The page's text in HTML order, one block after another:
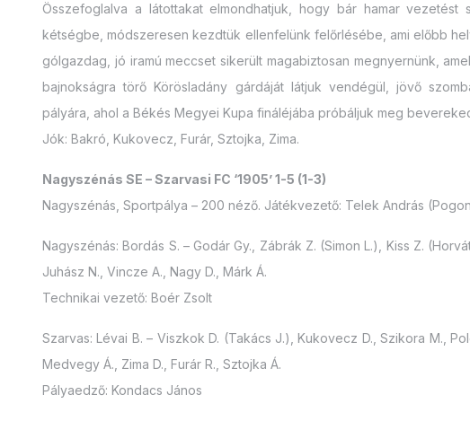
Összefoglalva a látottakat elmondhatjuk, hogy bár hamar
kétségbe, módszeresen kezdtük ellenfelünk felőrlésébe, ami előbb
gólgazdag, jó iramú meccset sikerült magabiztosan megnyernünk,
bajnokságra törő Körösladány gárdáját látjuk vendégül, jövő
pályára, ahol a Békés Megyei Kupa fináléjába próbáljuk meg
Jók: Bakró, Kukovecz, Furár, Sztojka, Zima.
Nagyszénás SE – Szarvasi FC ‘1905’ 1-5 (1-3)
Nagyszénás, Sportpálya – 200 néző. Játékvezető: Telek András
Nagyszénás: Bordás S. – Godár Gy., Zábrák Z. (Simon L.), Kiss Z.
Juhász N., Vincze A., Nagy D., Márk Á.
Technikai vezető: Boér Zsolt
Szarvas: Lévai B. – Viszkok D. (Takács J.), Kukovecz D., Szikora M.,
Medvegy Á., Zima D., Furár R., Sztojka Á.
Pályaedző: Kondacs János